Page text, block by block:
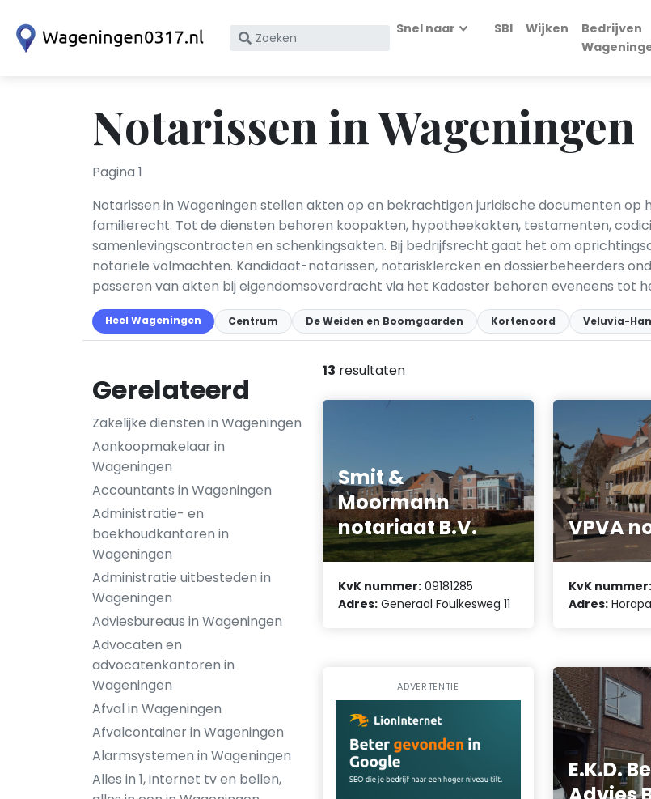
Zoek
KvK
nummer
Snel naar SBI Wijken
Bedrijven
Notarissen in Wageningen
Pagina 1
Notarissen in Wageningen stellen akten op en bekrachtigen juridische documenten
familierecht. Tot de diensten behoren koopakten, hypotheekakten, testamenten,
samenlevingscontracten en schenkingsakten. Bij bedrijfsrecht gaat het om
notariële volmachten. Kandidaat-notarissen, notarisklercken en dossierbeheerders
passeren van akten bij eigendomsoverdracht via het Kadaster behoren eveneens tot
Heel Wageningen Centrum De Weiden en Boomgaarden Kortenoord Veluvia-
Gerelateerd
Zakelijke diensten in Wageningen
Aankoopmakelaar in
Wageningen
Accountants in Wageningen
Administratie- en
boekhoudkantoren in
Wageningen
Administratie uitbesteden in
Wageningen
Adviesbureaus in Wageningen
Advocaten en
advocatenkantoren in
Wageningen
Afval in Wageningen
Afvalcontainer in Wageningen
Alarmsystemen in Wageningen
Alles in 1, internet tv en bellen,
13 resultaten
Smit &
Moormann
notariaat B.V.
KvK nummer: 09181285
Adres: Generaal Foulkesweg 11
VPVA
KvK nummer:
Adres:
ADVERTENTIE
E.K.D.